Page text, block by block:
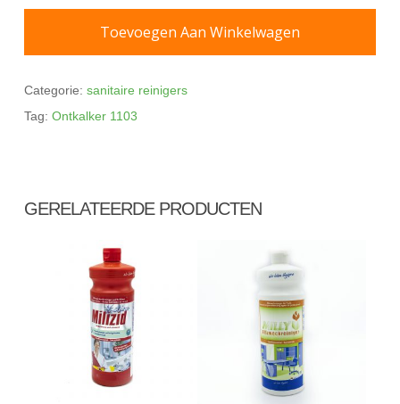
Toevoegen Aan Winkelwagen
Categorie: sanitaire reinigers
Tag: Ontkalker 1103
GERELATEERDE PRODUCTEN